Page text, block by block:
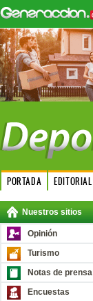
PORTADA EDITORIAL
Nuestros sitios
Opinión
Turismo
Notas de prensa
Encuestas